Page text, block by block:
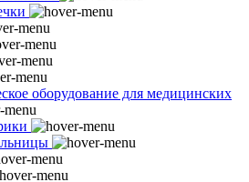
оборудование для медицинских